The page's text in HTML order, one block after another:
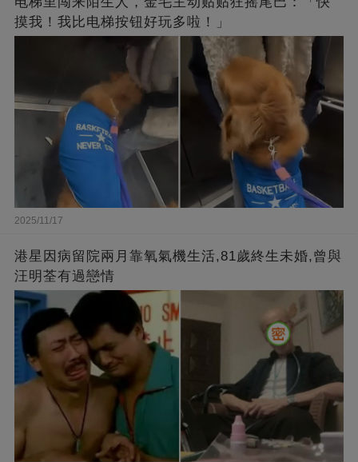
摸我！我比电梯按钮好玩多啦！」
2025/11/17
港星因病留院兩月靠氧氣機生活,81歲終生未婚,曾與
汪明荃有過戀情